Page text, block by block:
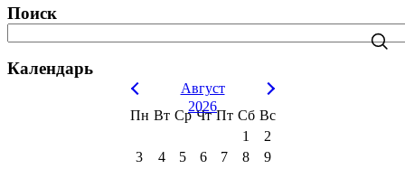
Поиск
Календарь
Август
2026
Пн Вт Ср Чт Пт Сб Вс
1
2
3
4 5 6 7 8
9